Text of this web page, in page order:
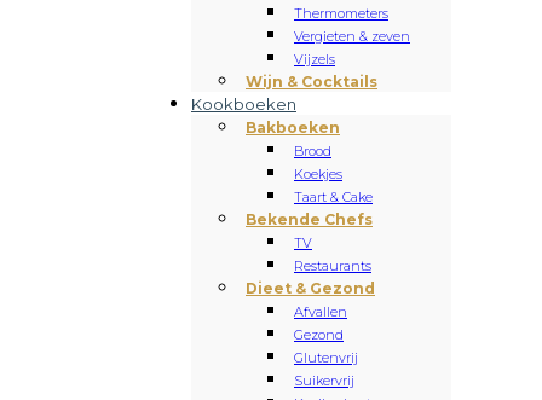
Thermometers
Vergieten & zeven
Vijzels
Wijn & Cocktails
Kookboeken
Bakboeken
Brood
Koekjes
Taart & Cake
Bekende Chefs
TV
Restaurants
Dieet & Gezond
Afvallen
Gezond
Glutenvrij
Suikervrij